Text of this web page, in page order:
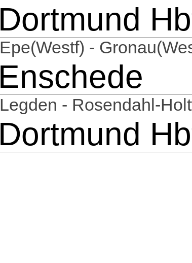
Dortmund
Epe(Westf) -
Enschede
Legden - Rosendahl-
Dortmund